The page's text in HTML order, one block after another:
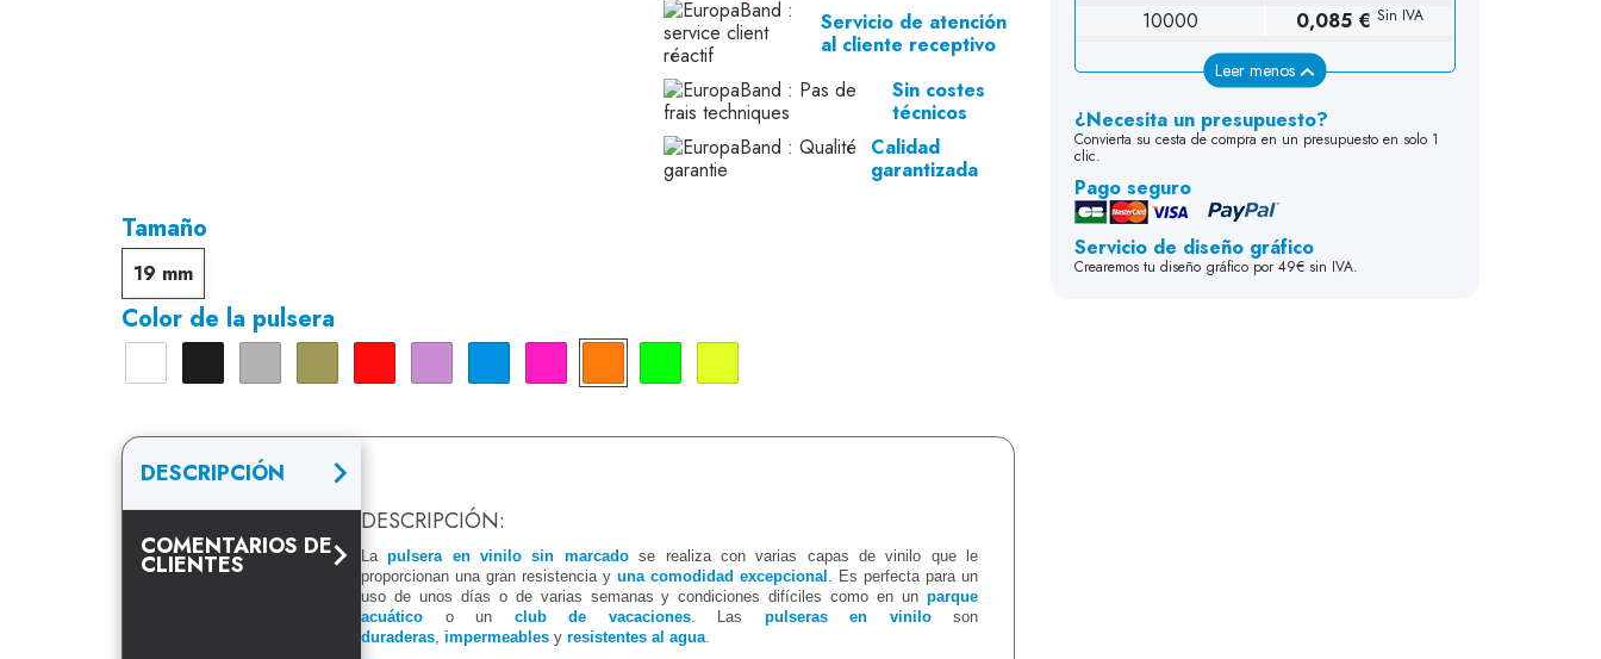
Servicio de atención
al cliente receptivo
Sin costes
técnicos
Calidad
garantizada
Tamaño
19 mm
Color de la pulsera
Negro DoradoRojo LavandaAzul Rosa fluoNaranja fluo
Verde fluoAmarillo fluo
DESCRIPCIÓN
COMENTARIOS DE
CLIENTES
DESCRIPCIÓN:
Lapulsera en vinilo sin marcadose realiza con varias capas de vinilo que le
proporcionan una gran resistencia y una comodidad excepcional . Es perfecta para un
uso de unos días o de varias semanas y condiciones difíciles como en un parque
acuático o un club de vacaciones. Las pulseras en viniloson
duraderas, impermeables y resistentes al agua.
10000 0,085 € Sin IVA
Leer menos
¿Necesita un presupuesto?
Convierta su cesta de compra en un presupuesto en solo 1
clic.
Pago seguro
Servicio de diseño gráfico
Crearemos tu diseño gráfico por 49€ sin IVA.